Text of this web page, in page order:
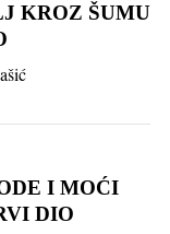
KROZ ŠUMU
I MOĆI
DIO